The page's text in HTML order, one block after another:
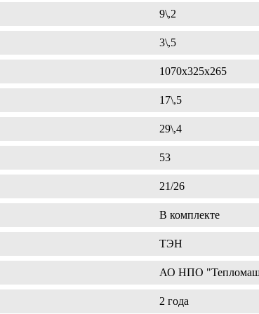
9\,2
3\,5
1070х325х265
17\,5
29\,4
53
21/26
В комплекте
ТЭН
АО НПО
2 года